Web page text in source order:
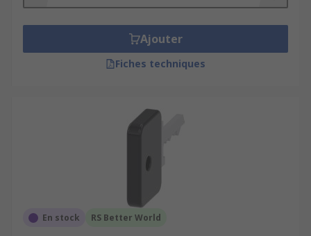
Ajouter
Fiches techniques
En stock RS Better World